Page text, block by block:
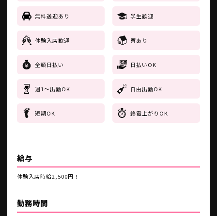
無料送迎あり 学生歓迎
体験入店歓迎 寮あり
全額日払い 日払いOK
週1～出勤OK 自由出勤OK
短期OK 終電上がりOK
給与
体験入店時給2,500円！
勤務時間